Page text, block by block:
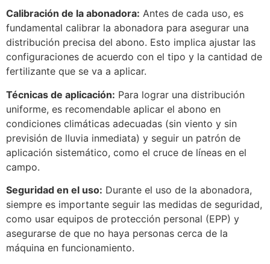
Calibración de la abonadora: Antes de cada uso, es
fundamental calibrar la abonadora para asegurar una
distribución precisa del abono. Esto implica ajustar las
configuraciones de acuerdo con el tipo y la cantidad de
fertilizante que se va a aplicar.
Técnicas de aplicación: Para lograr una distribución
uniforme, es recomendable aplicar el abono en
condiciones climáticas adecuadas (sin viento y sin
previsión de lluvia inmediata) y seguir un patrón de
aplicación sistemático, como el cruce de líneas en el
campo.
Seguridad en el uso: Durante el uso de la abonadora,
siempre es importante seguir las medidas de seguridad,
como usar equipos de protección personal (EPP) y
asegurarse de que no haya personas cerca de la
máquina en funcionamiento.